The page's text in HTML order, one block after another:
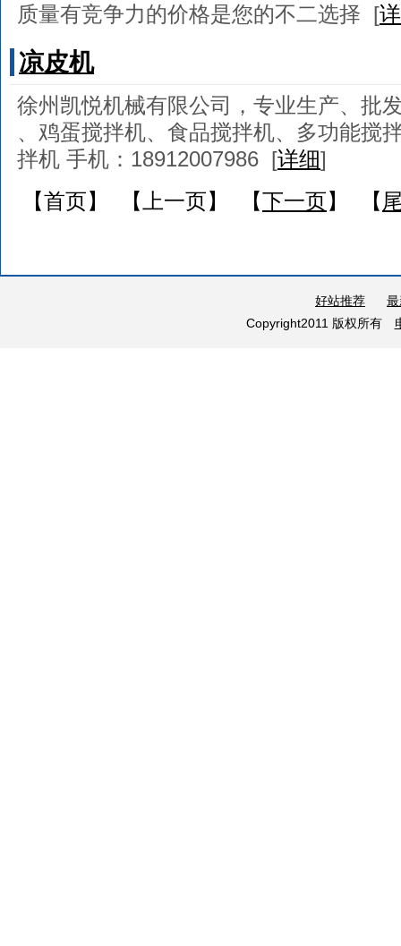
质量有竞争力的价格是您的不二选择 [
凉皮机
徐州凯悦机械有限公司，专业生产、批
、鸡蛋搅拌机、食品搅拌机、多功能搅
拌机 手机：18912007986 [详细]
【首页】 【上一页】 【下一页】 【
好站推荐
Copyright2011 版权所有